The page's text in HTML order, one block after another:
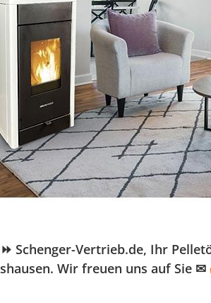
Schenger-Vertrieb.de, Ihr
Wir freuen uns auf Sie ✉